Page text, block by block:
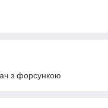
з форсункою